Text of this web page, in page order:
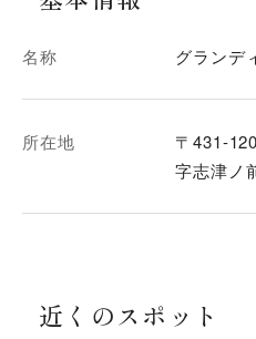
名称 グランデ
所在地
〒431-
字志津ノ
近くのスポット